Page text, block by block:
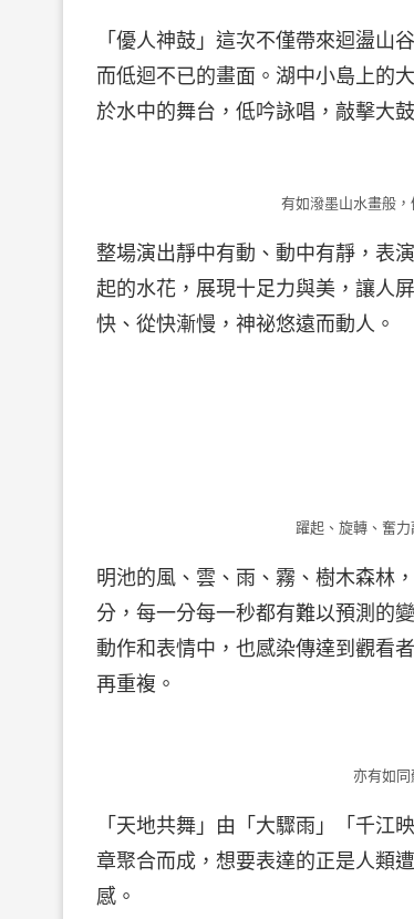
「優人神鼓」這次不僅帶來迴盪
而低迴不已的畫面。湖中小島上的
於水中的舞台，低吟詠唱，敲擊大
有如潑墨山水畫般
整場演出靜中有動、動中有靜，表
起的水花，展現十足力與美，讓人
快、從快漸慢，神祕悠遠而動人。
躍起、旋轉、奮
明池的風、雲、雨、霧、樹木森林
分，每一分每一秒都有難以預測的
動作和表情中，也感染傳達到觀看
再重複。
亦有如
「天地共舞」由「大驟雨」「千
章聚合而成，想要表達的正是人類
感。